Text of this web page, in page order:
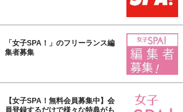
「女子SPA！」のフリーランス編
集者募集
【女子SPA！無料会員募集中】会
員登録するだけで様々な特典がも